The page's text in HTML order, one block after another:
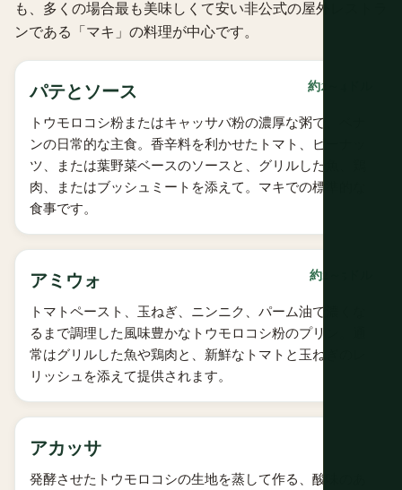
も、多くの場合最も美味しくて安い非公式の屋外レストラ
ンである「マキ」の料理が中心です。
パテとソース 約2～4ドル
トウモロコシ粉またはキャッサバ粉の濃厚な粥で、ベナ
ンの日常的な主食。香辛料を利かせたトマト、ピーナッ
ツ、または葉野菜ベースのソースと、グリルした魚、鶏
肉、またはブッシュミートを添えて。マキでの標準的な
食事です。
アミウォ 約2～5ドル
トマトペースト、玉ねぎ、ニンニク、パーム油で濃くな
るまで調理した風味豊かなトウモロコシ粉のプリン。通
常はグリルした魚や鶏肉と、新鮮なトマトと玉ねぎのレ
リッシュを添えて提供されます。
アカッサ
発酵させたトウモロコシの生地を蒸して作る、酸味のあ